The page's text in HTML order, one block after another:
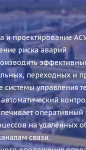
и проектирование
риска аварий.
переходных и
системы управления
на
связи.